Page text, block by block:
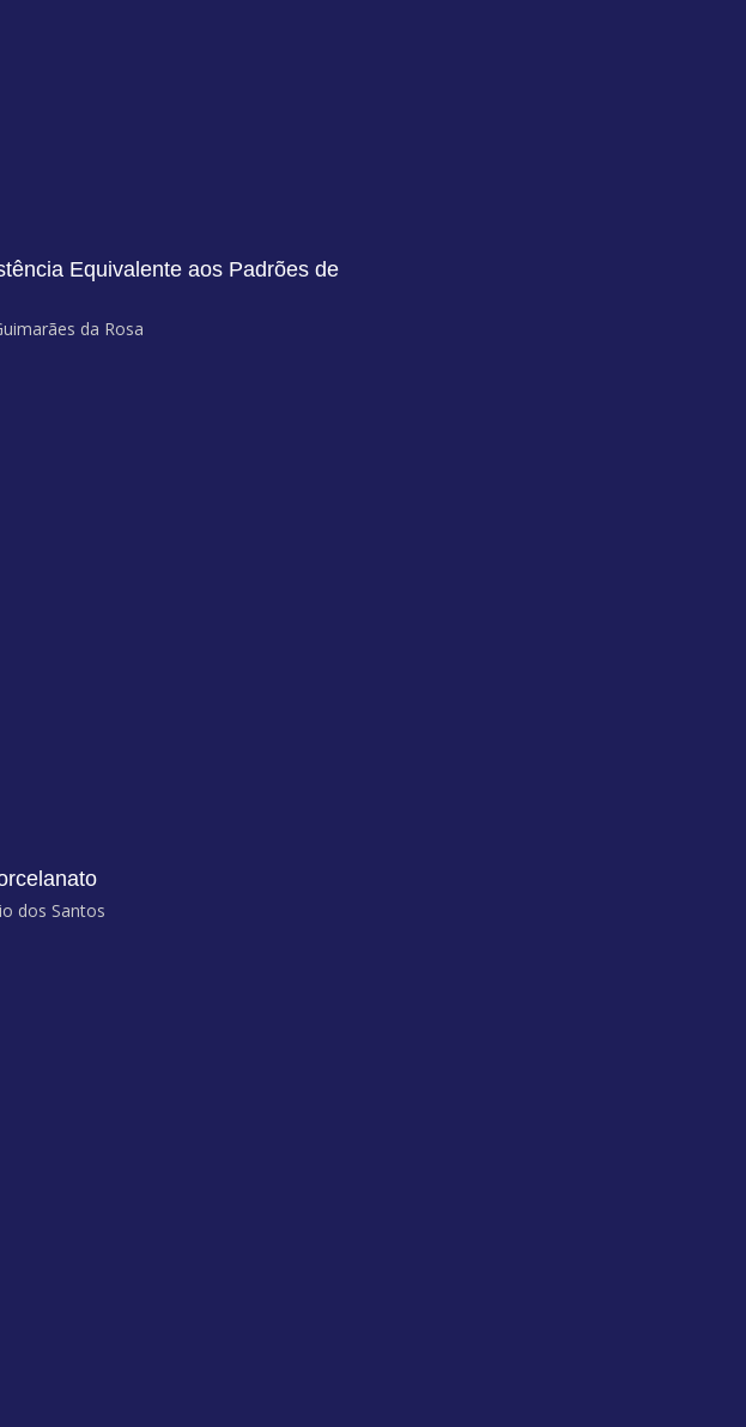
Equivalente aos Padrões de
da Rosa
dos Santos